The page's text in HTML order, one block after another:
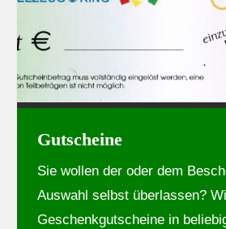
Gutscheine
Sie wollen der oder dem
Auswahl selbst überlassen?
Geschenkgutscheine in